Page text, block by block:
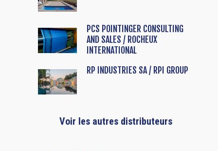
PCS POINTINGER CONSULTING
AND SALES / ROCHEUX
INTERNATIONAL
RP INDUSTRIES SA / RPI GROUP
Voir les autres distributeurs